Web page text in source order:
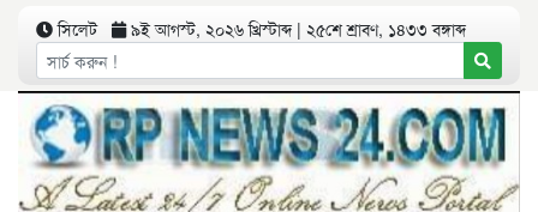
সিলেট ৯ই আগস্ট, ২০২৬ খ্রিস্টাব্দ | ২৫শে শ্রাবণ, ১৪৩৩ বঙ্গাব্দ